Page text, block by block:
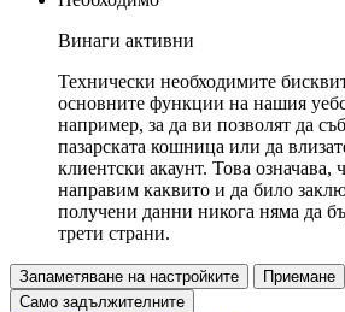
Винаги активни
Технически необходимите
основните функции на нашия
например, за да ви позволят да
пазарската кошница или да
клиентски акаунт. Това означава,
направим каквито и да било
получени данни никога няма да
трети страни.
Запаметяване на настройките
Приемане
Само задължителните